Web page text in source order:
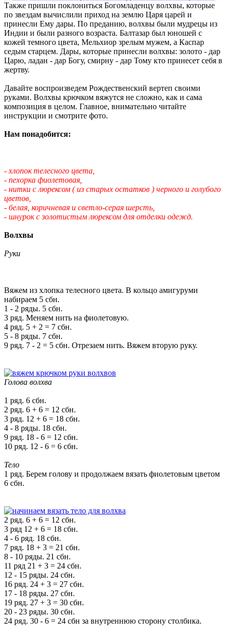
Также пришли поклониться Богомладенцу волхвы, которые
по звездам вычислили приход на землю Царя царей и
принесли Ему дары. По преданию, волхвы были мудрецы из
Индии и были разного возраста. Балтазар был юношей с
кожей темного цвета, Мельхиор зрелым мужем, а Каспар
седым старцем. Дары, которые принесли волхвы: золото - дар
Царю, ладан - дар Богу, смирну - дар Тому кто принесет себя в
жертву.
Давайте воспроизведем Рождественский вертеп своими
руками. Волхвы крючком вяжутся не сложно, как и сама
композиция в целом. Главное, внимательно читайте
инструкции и смотрите фото.
Нам понадобится:
- хлопок телесного цвета,
- пехорка фиолетовая,
- нитки с люрексом ( из старых остатков ) черного и голубого
цветов,
- белая, коричневая и светло-серая шерсть,
- шнурок с золотистым люрексом для отделки одежд.
Волхвы
Руки
Вяжем из хлопка телесного цвета. В кольцо амигуруми
набираем 5 сбн.
1 - 2 ряды. 5 сбн.
3 ряд. Меняем нить на фиолетовую.
4 ряд. 5 + 2 = 7 сбн.
5 - 8 ряды. 7 сбн.
9 ряд. 7 - 2 = 5 сбн. Отрезаем нить. Вяжем вторую руку.
Голова волхва
1 ряд. 6 сбн.
2 ряд. 6 + 6 = 12 сбн.
3 ряд. 12 + 6 = 18 сбн.
4 - 8 ряды. 18 сбн.
9 ряд. 18 - 6 = 12 сбн.
10 ряд. 12 - 6 = 6 сбн.
Тело
1 ряд. Берем голову и продолжаем вязать фиолетовым цветом
6 сбн.
2 ряд. 6 + 6 = 12 сбн.
3 ряд 12 + 6 = 18 сбн.
4 - 6 ряд. 18 сбн.
7 ряд. 18 + 3 = 21 сбн.
8 - 10 ряды. 21 сбн.
11 ряд 21 + 3 = 24 сбн.
12 - 15 ряды. 24 сбн.
16 ряд. 24 + 3 = 27 сбн.
17 - 18 ряды. 27 сбн.
19 ряд. 27 + 3 = 30 сбн.
20 - 23 ряды. 30 сбн.
24 ряд. 30 - 6 = 24 сбн за внутреннюю сторону столбика.